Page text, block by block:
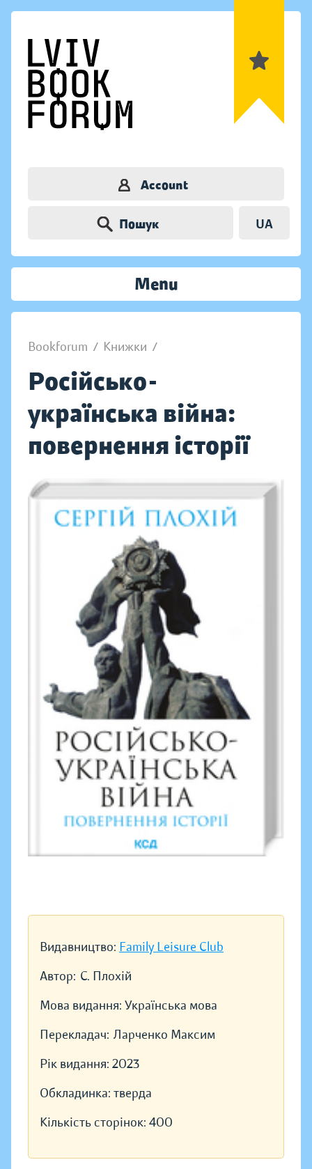
Account
Пошук UA
Menu
Bookforum / Книжки /
Російсько-
українська війна:
повернення історії
Видавництво: Family Leisure Club
Автор: С. Плохій
Мова видання: Українська мова
Перекладач: Ларченко Максим
Рік видання: 2023
Обкладинка: тверда
Кількість сторінок: 400